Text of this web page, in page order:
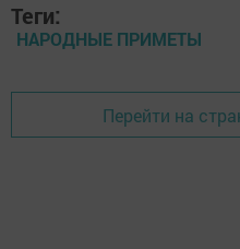
Теги:
НАРОДНЫЕ ПРИМЕТЫ
Перейти на